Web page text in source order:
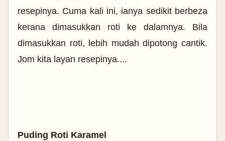
resepinya. Cuma kali ini, ianya sedikit berbeza
kerana dimasukkan roti ke dalamnya. Bila
dimasukkan roti, lebih mudah dipotong cantik.
Jom kita layan resepinya....
Puding Roti Karamel